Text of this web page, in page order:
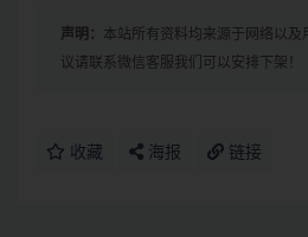
声明： 本站所有资料均来源于网络以及
议请联系微信客服我们可以安排下架！
收藏 海报 链接